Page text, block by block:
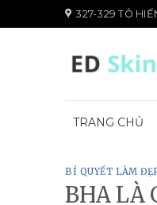
đến
327-329 TÔ
TRANG CHỦ
BÍ QUYẾT LÀM
BHA LÀ